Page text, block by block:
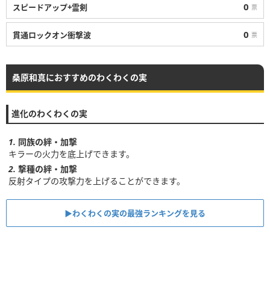
スピードアップ+霊剣 0 票
貫通ロックオン衝撃波 0 票
桑原和真におすすめのわくわくの実
進化のわくわくの実
同族の絆・加撃
キラーの火力を底上げできます。
撃種の絆・加撃
反射タイプの攻撃力を上げることができます。
▶わくわくの実の最強ランキングを見る